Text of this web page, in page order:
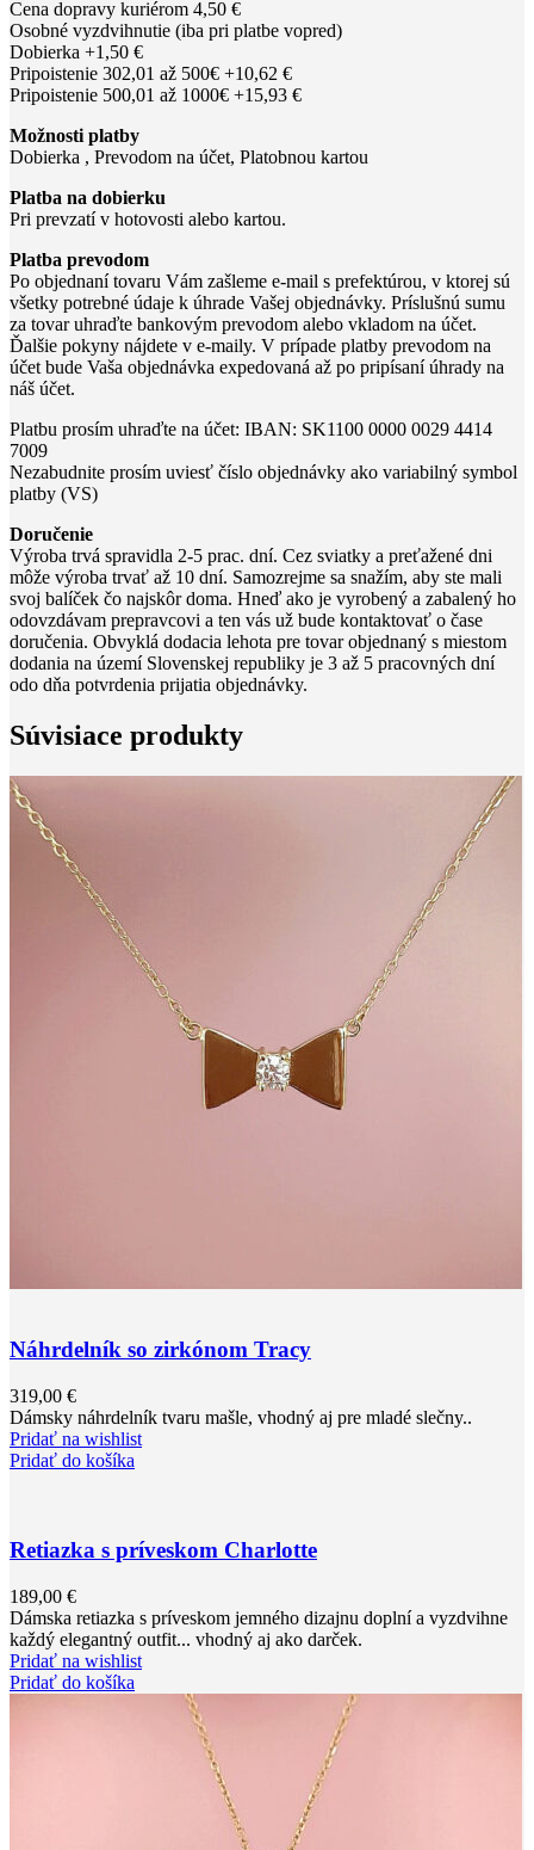
Cena dopravy kuriérom 4,50 €
Osobné vyzdvihnutie (iba pri platbe vopred)
Dobierka +1,50 €
Pripoistenie 302,01 až 500€ +10,62 €
Pripoistenie 500,01 až 1000€ +15,93 €
Možnosti platby
Dobierka , Prevodom na účet, Platobnou kartou
Platba na dobierku
Pri prevzatí v hotovosti alebo kartou.
Platba prevodom
Po objednaní tovaru Vám zašleme e-mail s prefektúrou, v ktorej sú
všetky potrebné údaje k úhrade Vašej objednávky. Príslušnú sumu
za tovar uhraďte bankovým prevodom alebo vkladom na účet.
Ďalšie pokyny nájdete v e-maily. V prípade platby prevodom na
účet bude Vaša objednávka expedovaná až po pripísaní úhrady na
náš účet.
Platbu prosím uhraďte na účet: IBAN: SK1100 0000 0029 4414
7009
Nezabudnite prosím uviesť číslo objednávky ako variabilný symbol
platby (VS)
Doručenie
Výroba trvá spravidla 2-5 prac. dní. Cez sviatky a preťažené dni
môže výroba trvať až 10 dní. Samozrejme sa snažím, aby ste mali
svoj balíček čo najskôr doma. Hneď ako je vyrobený a zabalený ho
odovzdávam prepravcovi a ten vás už bude kontaktovať o čase
doručenia. Obvyklá dodacia lehota pre tovar objednaný s miestom
dodania na území Slovenskej republiky je 3 až 5 pracovných dní
odo dňa potvrdenia prijatia objednávky.
Súvisiace produkty
Náhrdelník so zirkónom Tracy
319,00 €
Dámsky náhrdelník tvaru mašle, vhodný aj pre mladé slečny..
Pridať na wishlist
Pridať do košíka
Retiazka s príveskom Charlotte
189,00 €
Dámska retiazka s príveskom jemného dizajnu doplní a vyzdvihne
každý elegantný outfit... vhodný aj ako darček.
Pridať na wishlist
Pridať do košíka